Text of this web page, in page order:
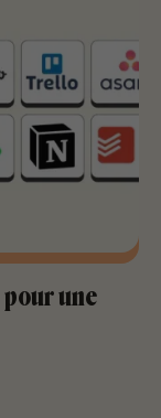
une